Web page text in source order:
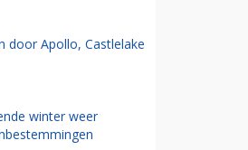
door Apollo, Castlelake
winter weer